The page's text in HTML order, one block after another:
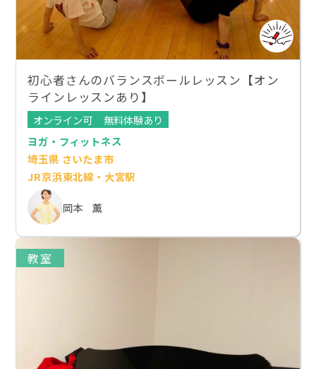
初心者さんのバランスボールレッスン【オン
ラインレッスンあり】
オンライン可
無料体験あり
ヨガ・フィットネス
埼玉県 さいたま市
JR京浜東北線・大宮駅
岡本 薫
教室